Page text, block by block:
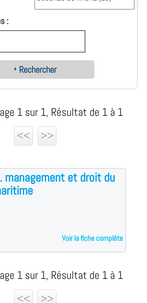
:
Rechercher
1 sur 1, Résultat de 1 à 1
<<
>>
management et droit du
Voir la fiche complète
1 sur 1, Résultat de 1 à 1
<<
>>